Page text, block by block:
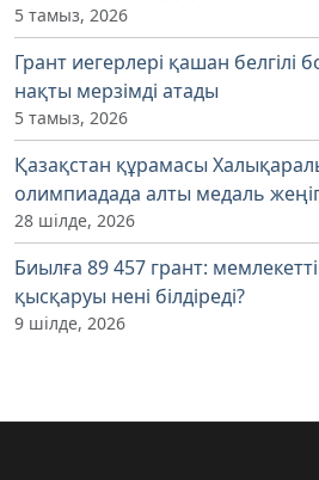
5 тамыз, 2026
Грант иегерлері қашан белгілі
нақты мерзімді атады
5 тамыз, 2026
Қазақстан құрамасы
олимпиадада алты медаль
28 шілде, 2026
Биылға 89 457 грант:
қысқаруы нені білдіреді?
9 шілде, 2026